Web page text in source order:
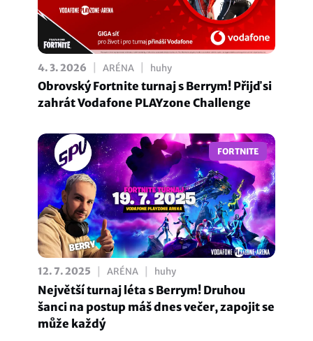
4. 3. 2026 ARÉNA huhy
Obrovský Fortnite turnaj s Berrym! Přijď si
zahrát Vodafone PLAYzone Challenge
FORTNITE
12. 7. 2025 ARÉNA huhy
Největší turnaj léta s Berrym! Druhou
šanci na postup máš dnes večer, zapojit se
může každý